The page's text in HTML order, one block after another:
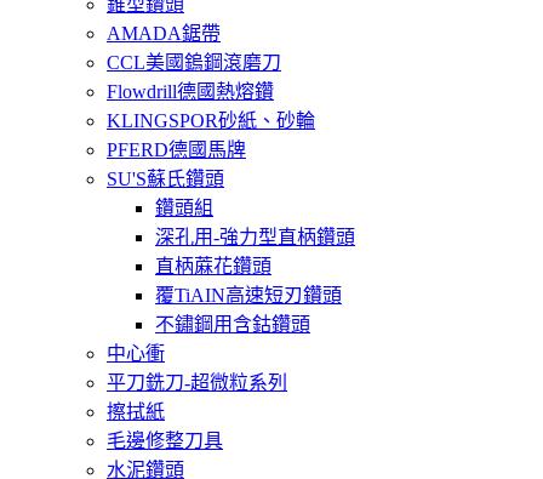
錐型鑽頭
AMADA鋸帶
CCL美國鎢鋼滾磨刀
Flowdrill德國熱熔鑽
KLINGSPOR砂紙、砂輪
PFERD德國馬牌
SU'S蘇氏鑽頭
鑽頭組
深孔用-強力型直柄鑽頭
直柄蔴花鑽頭
覆TiAIN高速短刃鑽頭
不鏽鋼用含鈷鑽頭
中心衝
平刀銑刀-超微粒系列
擦拭紙
毛邊修整刀具
水泥鑽頭